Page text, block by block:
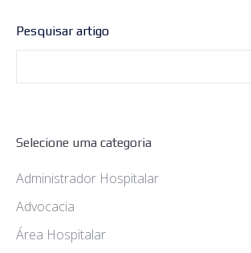
Pesquisar artigo
Selecione uma categoria
Administrador Hospitalar
Advocacia
Área Hospitalar